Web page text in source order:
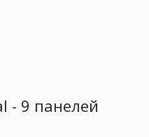
- 9 панелей